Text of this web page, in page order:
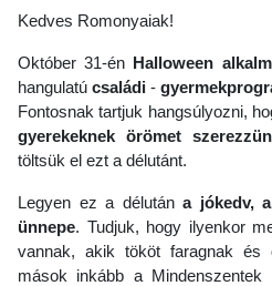
Kedves Romonyaiak!
Október 31-én Halloween
hangulatú családi -
Fontosnak tartjuk hangsúlyozni,
gyerekeknek örömet
töltsük el ezt a délutánt.
Legyen ez a délután a jókedv,
ünnepe. Tudjuk, hogy ilyenkor
vannak, akik tököt faragnak és
mások inkább a